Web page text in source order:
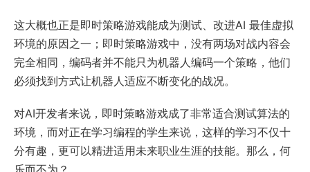
这大概也正是即时策略游戏能成为测试、改进AI 最佳虚拟
环境的原因之一；即时策略游戏中，没有两场对战内容会
完全相同，编码者并不能只为机器人编码一个策略，他们
必须找到方式让机器人适应不断变化的战况。
对AI开发者来说，即时策略游戏成了非常适合测试算法的
环境，而对正在学习编程的学生来说，这样的学习不仅十
分有趣，更可以精进适用未来职业生涯的技能。那么，何
乐而不为？